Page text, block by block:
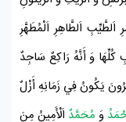
اَلطَّاهِرِ اَلْمُطَهَّرِ
وَ أَنَّهُ رَاكِعٌ سَاجِدٌ
يَكُونُ فِي زَمَانِهِ أَزْلٌ
وَ مُحَمَّدٌ اَلْأَمِينُ مِنَ